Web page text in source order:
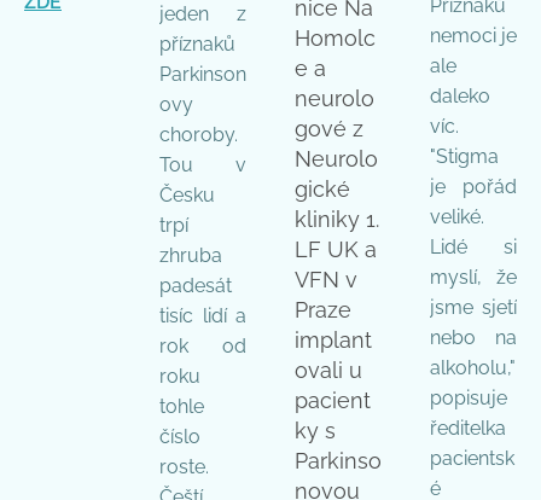
jeden z
příznaků
Parkinson
ovy
choroby.
Tou v
Česku
trpí
zhruba
padesát
tisíc lidí a
rok od
roku
tohle
číslo
roste.
nice Na
Homolc
e a
neurolo
gové z
Neurolo
gické
kliniky 1.
LF UK a
VFN v
Praze
implant
ovali u
pacient
ky s
Parkinso
novou
Příznaků
nemoci je
ale
daleko
víc.
"Stigma
je pořád
veliké.
Lidé si
myslí, že
jsme sjetí
nebo na
alkoholu,"
popisuje
ředitelka
pacientsk
é